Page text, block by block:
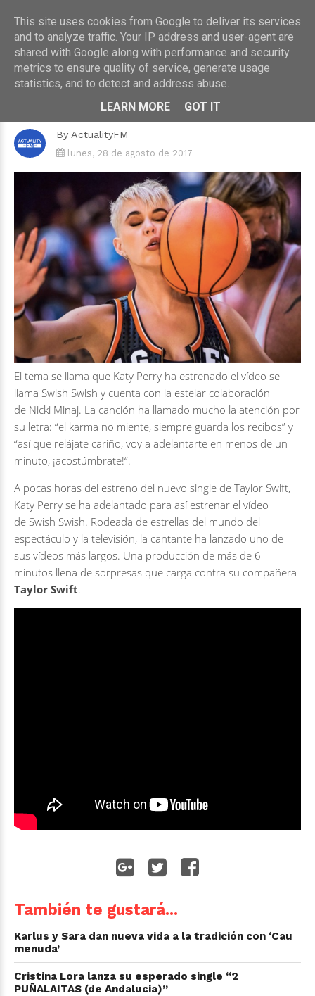
HOME›MÚSICA
Katy Perry sorprende con el vídeo
de ‘Swish Swish’
By ActualityFM
lunes, 28 de agosto de 2017
El tema se llama que Katy Perry ha estrenado el vídeo se
llama Swish Swish y cuenta con la estelar colaboración
de Nicki Minaj. La canción ha llamado mucho la atención por
su letra: “el karma no miente, siempre guarda los recibos” y
“así que relájate cariño, voy a adelantarte en menos de un
minuto, ¡acostúmbrate!“.
A pocas horas del estreno del nuevo single de Taylor Swift,
Katy Perry se ha adelantado para así estrenar el vídeo
de Swish Swish. Rodeada de estrellas del mundo del
espectáculo y la televisión, la cantante ha lanzado uno de
sus vídeos más largos. Una producción de más de 6
minutos llena de sorpresas que carga contra su compañera
Taylor Swift.
También te gustará...
Karlus y Sara dan nueva vida a la tradición con ‘Cau
menuda’
Cristina Lora lanza su esperado single “2
PUÑALAITAS (de Andalucia)”
This site uses cookies from Google to deliver its services
and to analyze traffic. Your IP address and user-agent are
shared with Google along with performance and security
metrics to ensure quality of service, generate usage
statistics, and to detect and address abuse.
LEARN MORE
GOT IT